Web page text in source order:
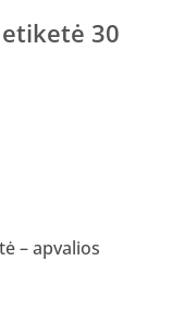
30
– apvalios